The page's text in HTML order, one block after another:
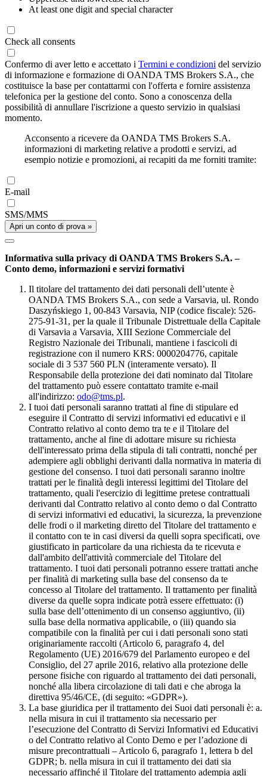
At least one digit and special character
Check all consents
Confermo di aver letto e accettato i Termini e condizioni del servizio
di informazione e formazione di OANDA TMS Brokers S.A., che
costituisce la base per contattarmi con l'offerta e fornire assistenza
telefonica per la gestione del conto. Sono a conoscenza della
possibilità di annullare l'iscrizione a questo servizio in qualsiasi
momento.
Acconsento a ricevere da OANDA TMS Brokers S.A.
informazioni di marketing relative a prodotti e servizi, ad
esempio notizie e promozioni, ai recapiti da me forniti tramite:
E-mail
SMS/MMS
Apri un conto di prova »
Informativa sulla privacy di OANDA TMS Brokers S.A. –
Conto demo, informazioni e servizi formativi
Il titolare del trattamento dei dati personali dell’utente è
OANDA TMS Brokers S.A., con sede a Varsavia, ul. Rondo
Daszyńskiego 1, 00-843 Varsavia, NIP (codice fiscale): 526-
275-91-31, per la quale il Tribunale Distrettuale della Capitale
di Varsavia a Varsavia, XIII Sezione Commerciale del
Registro Nazionale dei Tribunali, mantiene i fascicoli di
registrazione con il numero KRS: 0000204776, capitale
sociale di 3 537 560 PLN (interamente versato). Il
Responsabile della protezione dei dati nominato dal Titolare
del trattamento può essere contattato tramite e-mail
all'indirizzo: odo@tms.pl.
I tuoi dati personali saranno trattati al fine di stipulare ed
eseguire il Contratto di servizi informativi ed educativi e il
Contratto relativo al conto demo tra te e il Titolare del
trattamento, anche al fine di adottare misure su richiesta
dell'interessato prima della stipula di tali contratti, nonché per
adempiere agli obblighi derivanti dalla normativa in materia di
gestione del consenso. I tuoi dati personali saranno inoltre
trattati per le finalità degli interessi legittimi del Titolare del
trattamento, quali l'esercizio di legittime pretese contrattuali
derivanti dal Contratto relativo al conto demo o dal Contratto
di servizi informativi ed educativi, la sicurezza, la prevenzione
delle frodi o il marketing diretto del Titolare del trattamento e
il contatto con te in casi diversi da quelli sopra specificati, ove
giustificato in particolare da una richiesta da te ricevuta e
dall'ambito dell'attività commerciale del Titolare del
trattamento. I tuoi dati personali potranno essere trattati anche
per finalità di marketing sulla base del consenso da te
concesso al Titolare del trattamento. Il trattamento per finalità
diverse da quelle sopra indicate potrà essere effettuato: (i)
sulla base dell’ottenimento di un consenso aggiuntivo, (ii)
sulla base della normativa applicabile, o (iii) quando sia
compatibile con la finalità per cui i dati personali sono stati
originariamente raccolti (Articolo 6, paragrafo 4, del
Regolamento (UE) 2016/679 del Parlamento europeo e del
Consiglio, del 27 aprile 2016, relativo alla protezione delle
persone fisiche con riguardo al trattamento dei dati personali,
nonché alla libera circolazione di tali dati e che abroga la
direttiva 95/46/CE, (di seguito: «GDPR»).
La base giuridica per il trattamento dei Suoi dati personali è: a.
nella misura in cui il trattamento sia necessario per
l’esecuzione del Contratto di Servizi Informativi ed Educativi
o del Contratto relativo al Conto Demo e per l’adozione di
misure precontrattuali – Articolo 6, paragrafo 1, lettera b del
GDPR; b. nella misura in cui il trattamento dei dati sia
necessario affinché il Titolare del trattamento adempia agli